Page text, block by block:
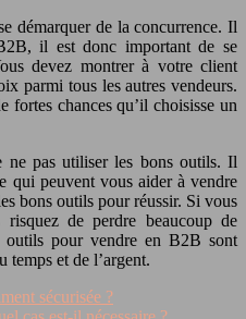
démarquer de la concurrence. Il
il est donc important de se
devez montrer à votre client
parmi tous les autres vendeurs.
fortes chances qu’il choisisse un
ne pas utiliser les bons outils. Il
qui peuvent vous aider à vendre
bons outils pour réussir. Si vous
de perdre beaucoup de
outils pour vendre en B2B sont
temps et de l’argent.
sécurisée ?